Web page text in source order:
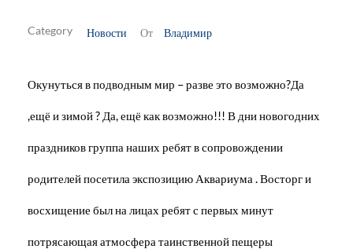
От Владимир
Новости
Окунуться в подводным мир – разве это возможно?Да
,ещё и зимой ? Да, ещё как возможно!!! В дни новогодних
праздников группа наших ребят в сопровождении
родителей посетила экспозицию Аквариума . Восторг и
восхищение был на лицах ребят с первых минут
потрясающая атмосфера таинственной пещеры